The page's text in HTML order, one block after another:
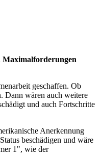
Maximalforderungen
geschaffen. Ob
Dann wären auch weitere
und auch Fortschritte
Anerkennung
beschädigen und wäre
1", wie der